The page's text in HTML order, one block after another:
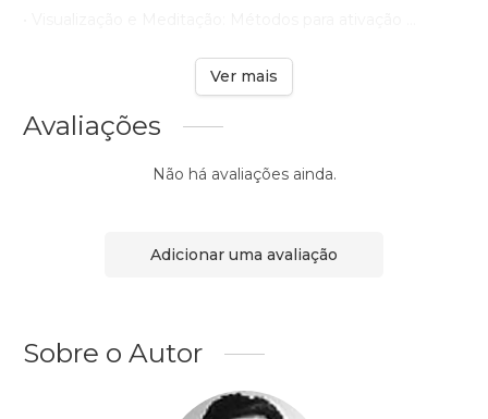
Ver mais
Avaliações
Não há avaliações ainda.
Adicionar uma avaliação
Sobre o Autor